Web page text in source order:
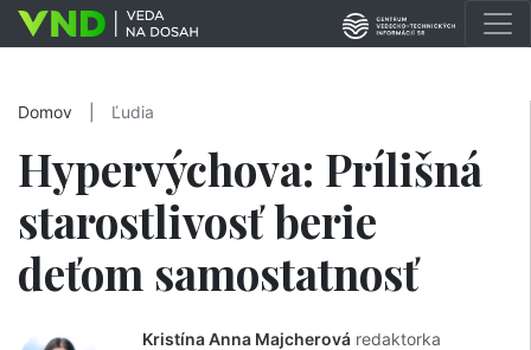
Domov Ľudia
Hypervýchova: Prílišná
starostlivosť berie
deťom samostatnosť
Kristína Anna Majcherová redaktorka